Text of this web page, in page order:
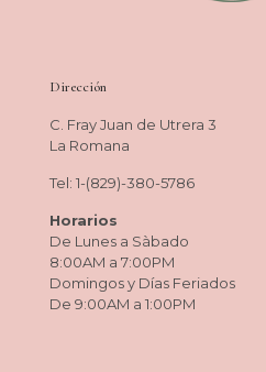
Dirección
C. Fray Juan de Utrera 3
La Romana
Tel: 1-(829)-380-5786
Horarios
De Lunes a Sàbado
8:00AM a 7:00PM
Domingos y Días Feriados
De 9:00AM a 1:00PM